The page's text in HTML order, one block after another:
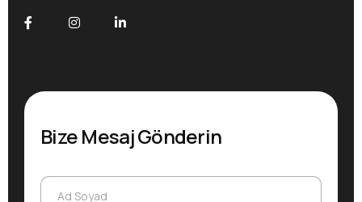
Bize Mesaj Gönderin
S
Ad Soyad